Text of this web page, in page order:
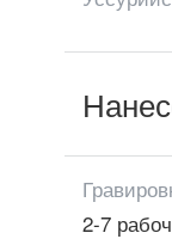
2-7